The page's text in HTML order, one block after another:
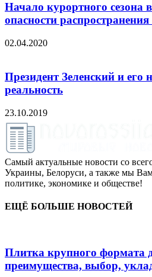
Начало курортного сезона
опасности
02.04.2020
Президент Зеленский и его
реальность
23.10.2019
Самый актуальные новости со
Украины, Белоруси, а также мы
политике, экономике и обществе!
ЕЩЁ БОЛЬШЕ НОВОСТЕЙ
Плитка крупного формата
преимущества, выбор,